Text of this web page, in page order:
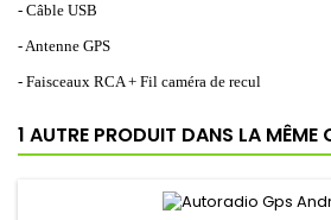
- Câble USB
- Antenne GPS
- Faisceaux RCA + Fil caméra de recul
1 AUTRE PRODUIT DANS LA MÊME